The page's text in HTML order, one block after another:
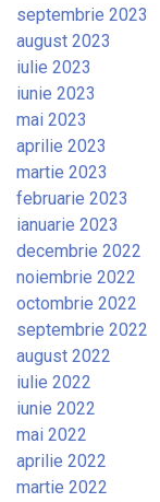
septembrie 2023
august 2023
iulie 2023
iunie 2023
mai 2023
aprilie 2023
martie 2023
februarie 2023
ianuarie 2023
decembrie 2022
noiembrie 2022
octombrie 2022
septembrie 2022
august 2022
iulie 2022
iunie 2022
mai 2022
aprilie 2022
martie 2022